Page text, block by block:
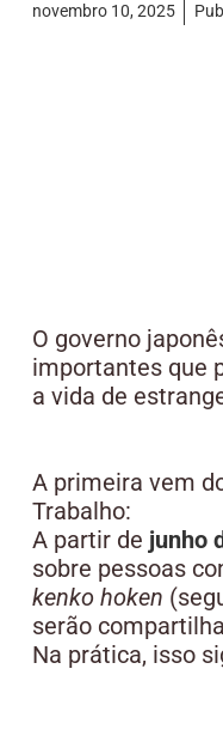
novembro 10, 2025
O governo
importantes que
a vida de
A primeira vem
Trabalho:
A partir de junho
sobre pessoas
kenko hoken
serão
Na prática, isso